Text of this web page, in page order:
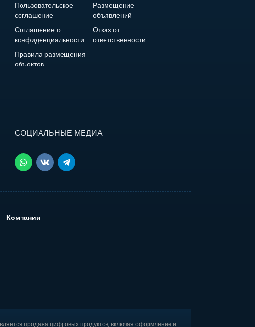
Пользовательское
соглашение
Размещение
объявлений
Соглашение о
конфиденциальности
Отказ от
ответственности
Правила размещения
объектов
СОЦИАЛЬНЫЕ МЕДИА
Компании
продажа цифровых продуктов, включая оформление и